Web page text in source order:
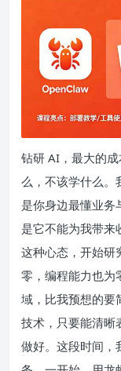
钻研 AI，最大的
么，不该学什么。
是你身边最懂业务
是它不能为我带来
这种心态，开始研
零，编程能力也为
域，比我预想的要
技术，只要能清晰
做好。这段时间，